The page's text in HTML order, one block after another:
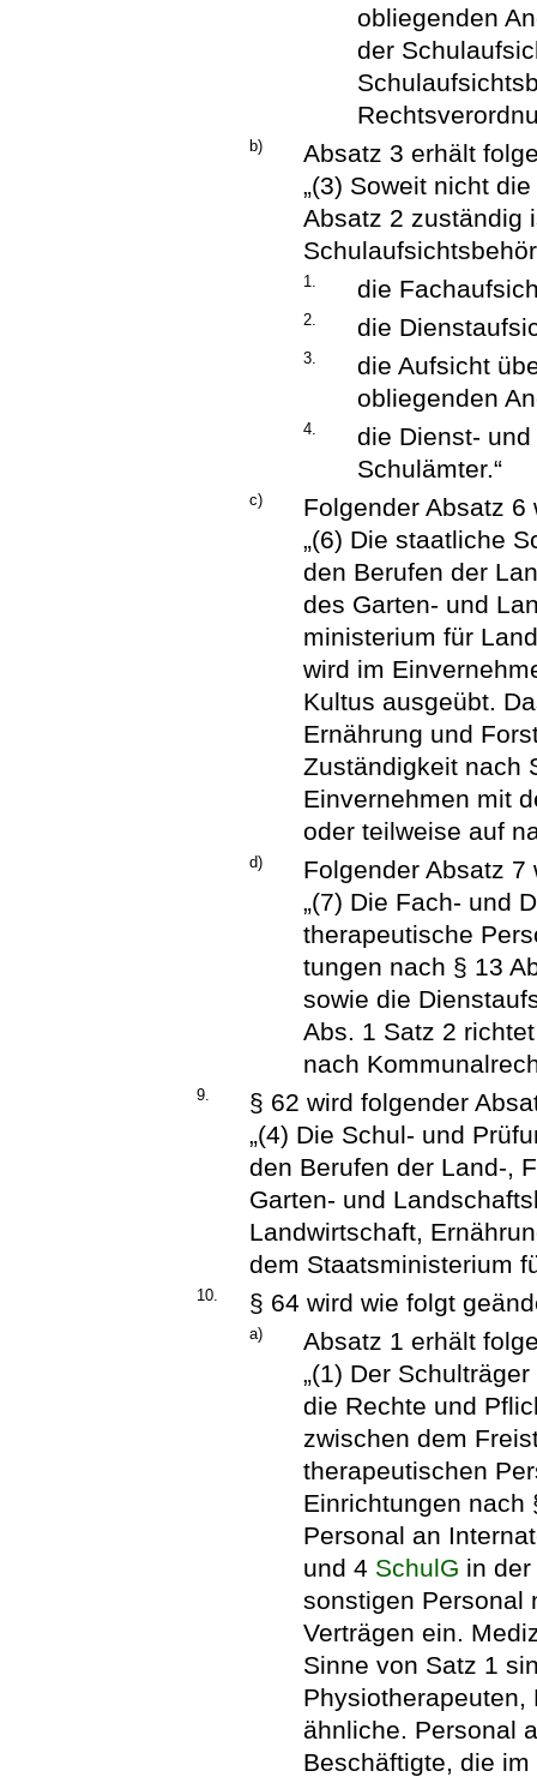
obliegenden
der
b)
Absatz 3 erhält
„(3) Soweit nicht
Absatz 2 zuständig
1. die
2. die
3.
die Aufsicht
obliegenden
4.
die Dienst-
Schulämter.“
c)
Folgender Absatz 6
„(6) Die staatliche
den Berufen der
des Garten- und
ministerium für
wird im
Kultus ausgeübt.
Ernährung und
Zuständigkeit nach
Einvernehmen mit
oder teilweise auf
d)
Folgender Absatz 7
„(7) Die Fach- und
therapeutische
tungen nach § 13
sowie die
Abs. 1 Satz 2
nach
9.
§ 62 wird folgender
„(4) Die Schul- und
den Berufen der Land-,
Garten- und
Landwirtschaft,
dem Staatsministerium
10. § 64 wird wie folgt
a)
Absatz 1 erhält
„(1) Der
die Rechte und
zwischen dem
therapeutischen
Einrichtungen nach
Personal an
und 4 SchulG in
sonstigen Personal
Verträgen ein.
Sinne von Satz 1
Physiotherapeuten,
ähnliche. Personal
Beschäftigte, die